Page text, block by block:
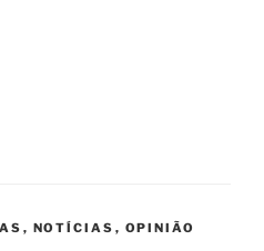
, NOTÍCIAS , OPINIÃO